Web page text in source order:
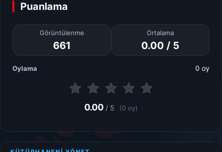
Puanlama
Görüntülenme
661
Ortalama
0.00 / 5
Oylama 0 oy
0.00 / 5 (0 oy)